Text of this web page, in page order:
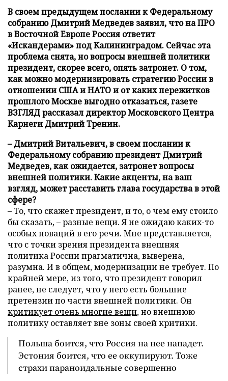
В своем предыдущем послании к Федеральному
собранию Дмитрий Медведев заявил, что на ПРО
в Восточной Европе Россия ответит
«Искандерами» под Калининградом. Сейчас эта
проблема снята, но вопросы внешней политики
президент, скорее всего, опять затронет. О том,
как можно модернизировать стратегию России в
отношении США и НАТО и от каких пережитков
прошлого Москве выгодно отказаться, газете
ВЗГЛЯД рассказал директор Московского Центра
Карнеги Дмитрий Тренин.
– Дмитрий Витальевич, в своем послании к
Федеральному собранию президент Дмитрий
Медведев, как ожидается, затронет вопросы
внешней политики. Какие акценты, на ваш
взгляд, может расставить глава государства в этой
сфере?
– То, что скажет президент, и то, о чем ему стоило
бы сказать, – разные вещи. Я не ожидаю каких-то
особых новаций в его речи. Мне представляется,
что с точки зрения президента внешняя
политика России прагматична, выверена,
разумна. И в общем, модернизации не требует. По
крайней мере, из того, что президент говорил
ранее, не следует, что у него есть большие
претензии по части внешней политики. Он
критикует очень многие вещи, но внешнюю
политику оставляет вне зоны своей критики.
Польша боится, что Россия на нее нападет.
Эстония боится, что ее оккупируют. Тоже
страхи параноидальные совершенно